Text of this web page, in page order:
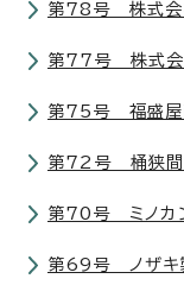
第78号 株式会
第77号 株式会社
第75号 福盛屋
第72号 桶狭間
第70号 ミノカ
第69号 ノザキ